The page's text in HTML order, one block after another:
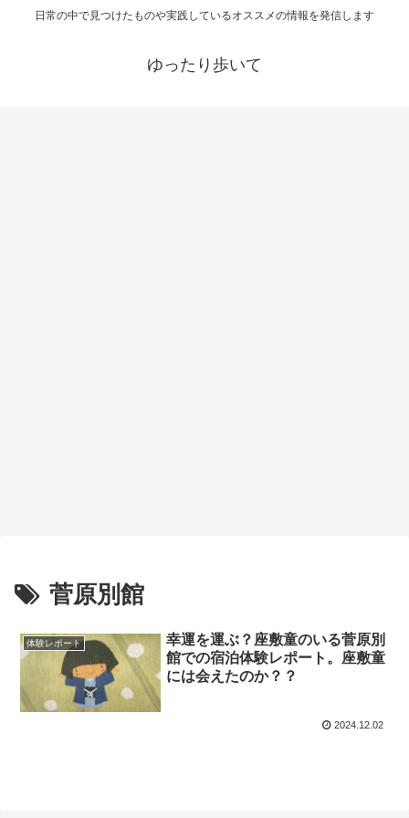
日常の中で見つけたものや実践しているオススメの情報を発信します
ゆったり歩いて
菅原別館
体験レポート
幸運を運ぶ？座敷童のいる菅原別
館での宿泊体験レポート。座敷童
には会えたのか？？
2024.12.02